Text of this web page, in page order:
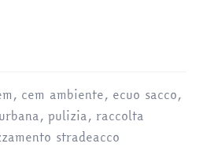
, cem ambiente, ecuo sacco,
, pulizia, raccolta
stradeacco